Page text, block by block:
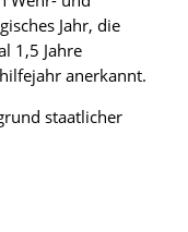
Jahr, die
1,5 Jahre
anerkannt.
staatlicher